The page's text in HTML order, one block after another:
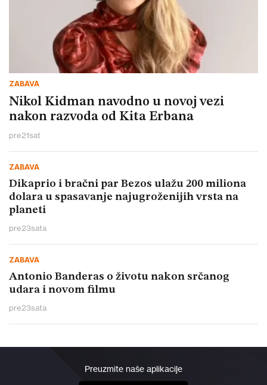
ZABAVA
Nikol Kidman navodno u novoj vezi
nakon razvoda od Kita Erbana
pre21sat
ZABAVA
Dikaprio i bračni par Bezos ulažu 200 miliona
dolara u spasavanje najugroženijih vrsta na
planeti
pre23sata
ZABAVA
Antonio Banderas o životu nakon srčanog
udara i novom filmu
pre23sata
Preuzmite naše aplikacije